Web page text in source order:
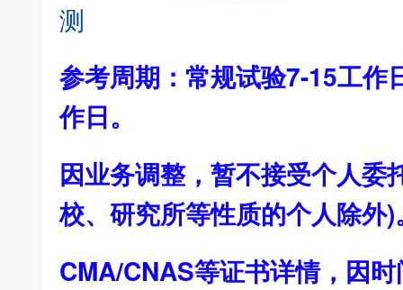
测
参考周期：常规试验7-15工作
作日。
因业务调整，暂不接受个人委
校、研究所等性质的个人除外)
CMA/CNAS等证书详情，因